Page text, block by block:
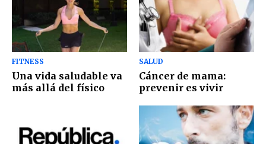
FITNESS
Una vida saludable va
más allá del físico
SALUD
Cáncer de mama:
prevenir es vivir